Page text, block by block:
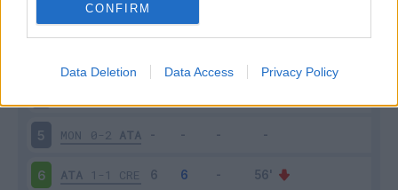
CONFIRM
Data Deletion Data Access Privacy Policy
1-1 MIL
5 MON 0-2 ATA
6 ATA 1-1 CRE